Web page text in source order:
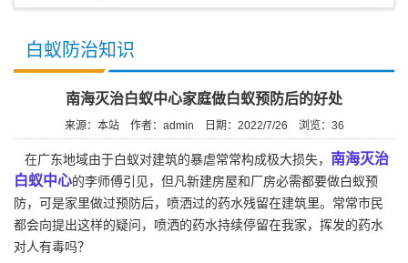
白蚁防治知识
南海灭治白蚁中心家庭做白蚁预防后的好处
来源：本站 作者：admin 日期：2022/7/26 浏览： 36
在广东地域由于白蚁对建筑的暴虐常常构成极大损失， 南海灭治
白蚁中心的李师傅引见，但凡新建房屋和厂房必需都要做白蚁预
防，可是家里做过预防后，喷洒过的药水残留在建筑里。常常市民
都会向提出这样的疑问，喷洒的药水持续停留在我家，挥发的药水
对人有毒吗？